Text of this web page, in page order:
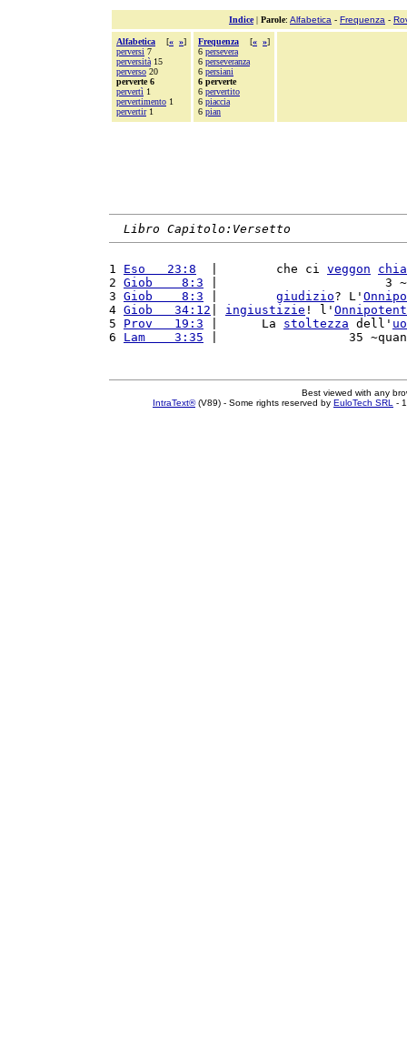
Indice| Parole: Alfabetica - Frequenza -
Alfabetica [« »]
perversi 7
perversità 15
perverso 20
perverte 6
pervertì 1
pervertimento 1
pervertir1
Frequenza [« »]
6 persevera
6 perseveranza
6 persiani
6 perverte
6 pervertito
6 piaccia
6 pian
Libro Capitolo:Versetto
1 Eso   23:8
  |        che ci
veggon
2 Giob    8:3 |                       3 ~
3 Giob    8:3 giudizio? L'
4 Giob   34:12 ingiustizie ! l'
5 Prov   19:3 |      La stoltezza dell'
6 Lam    3:35 |                  35
Best viewed with any
IntraText®(V89) - Some rights reserved by EuloTech SRL -